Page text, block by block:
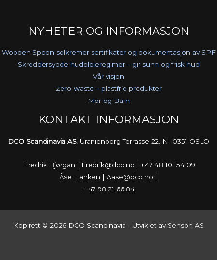
NYHETER OG INFORMASJON
Wooden Spoon solkremer sertifikater og dokumentasjon av SPF
Skreddersydde hudpleieregimer – gir sunn og frisk hud
Vår visjon
Zero Waste – plastfrie produkter
Mor og Barn
KONTAKT INFORMASJON
DCO Scandinavia AS , Uranienborg Terrasse 22, N- 0351 OSLO
Fredrik Bjørgan | Fredrik@dco.no | +47 48 10 54 09
Åse Hanken | Aase@dco.no |
+ 47 98 21 66 84
Kopirett © 2026 DCO Scandinavia - Utviklet av Senson AS